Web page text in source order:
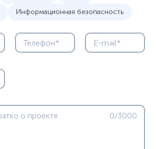
Информационная безопасность
0/3000